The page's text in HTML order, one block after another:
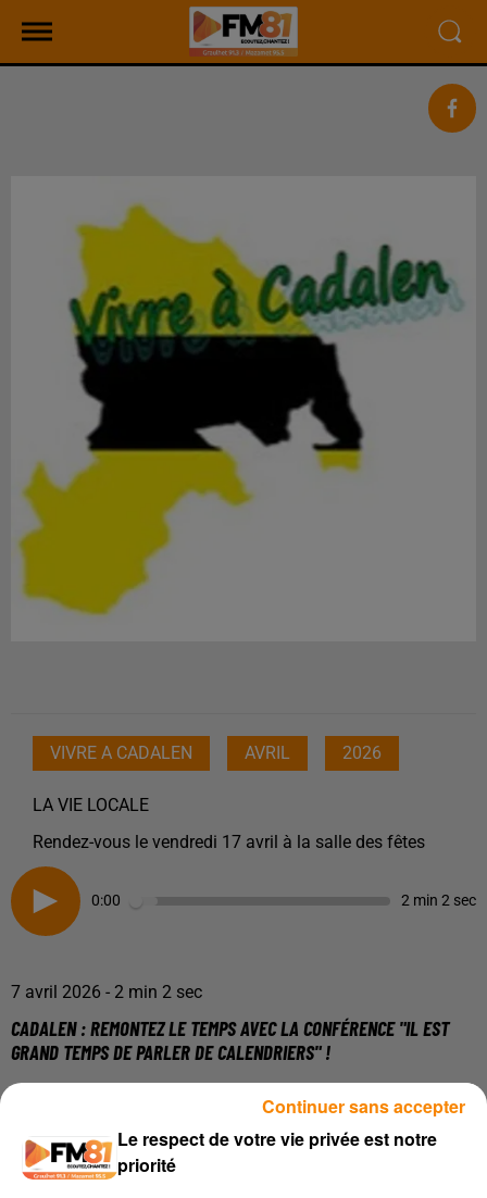
VIVRE A CADALEN AVRIL 2026
LA VIE LOCALE
Rendez-vous le vendredi 17 avril à la salle des fêtes
0:00 2 min 2 sec
7 avril 2026 - 2 min 2 sec
CADALEN : REMONTEZ LE TEMPS AVEC LA CONFÉRENCE "IL EST
GRAND TEMPS DE PARLER DE CALENDRIERS" !
Animée par la guide-conférencière Audrey Bédier, cette soirée
vous fera voyager à travers l'histoire et les civilisations. Car
contrairement à ce que l'on pourrait penser, l'année n'a pas
Le respect de votre vie privée est notre
priorité
Continuer sans accepter